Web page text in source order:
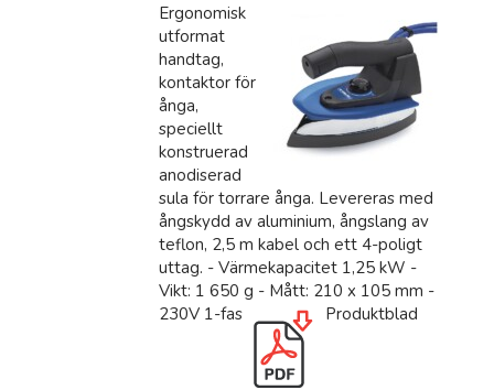
Ergonomisk
utformat
handtag,
kontaktor för
ånga,
speciellt
konstruerad
anodiserad
sula för torrare ånga. Levereras med
ångskydd av aluminium, ångslang av
teflon, 2,5 m kabel och ett 4-poligt
uttag. - Värmekapacitet 1,25 kW -
Vikt: 1 650 g - Mått: 210 x 105 mm -
230V 1-fas
Produktblad